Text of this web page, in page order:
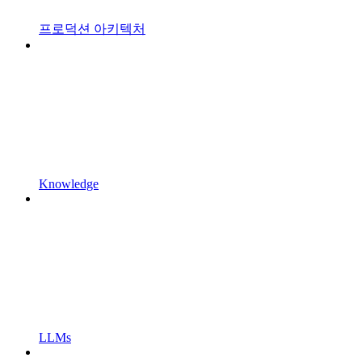
프로덕션 아키텍처
Knowledge
LLMs